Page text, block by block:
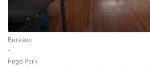
Smoking Area
Soundproof
Style Haussmannien
Bureaux
∙
Rego Park